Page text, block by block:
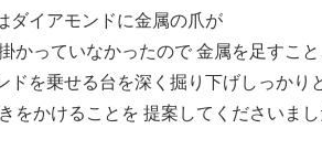
ダイアモンドに金属の爪が
かっていなかったので 金属を足すこと
ドを乗せる台を深く掘り下げしっかり
をかけることを 提案してくださいまし